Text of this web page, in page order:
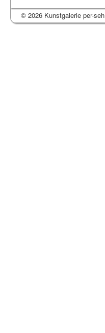
© 2026 Kunstgalerie per-seh